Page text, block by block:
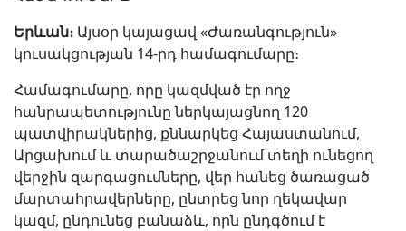
Երևան։ Այսօր կայացավ «Ժառանգություն»
կուսակցության 14-րդ համագումարը։
Համագումարը, որը կազմված էր ողջ
հանրապետությունը ներկայացնող 120
պատվիրակներից, քննարկեց Հայաստանում,
Արցախում և տարածաշրջանում տեղի ունեցող
վերջին զարգացումները, վեր հանեց ծառացած
մարտահրավերները, ընտրեց նոր ղեկավար
կազմ, ընդունեց բանաձև, որն ընդգծում է